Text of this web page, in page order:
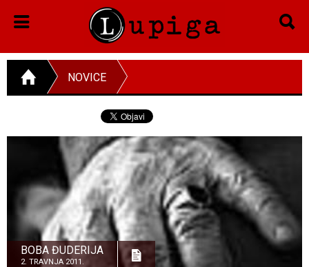
NOVICE
BOBA ĐUDERIJA
2. TRAVNJA 2011.